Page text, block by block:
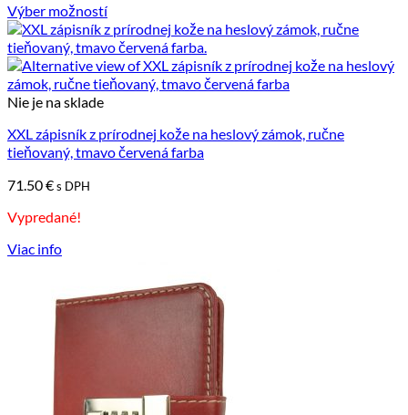
9.90 €
Výber možností
Tento
produkt
má
viacero
variantov.
Možnosti
si
môžete
na
produktu.
Nie je na sklade
XXL zápisník z prírodnej kože na heslový zámok, ručne
tieňovaný, tmavo červená farba
71.50€s DPH
Vypredané!
Viac info